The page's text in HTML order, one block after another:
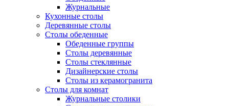
Журнальные
Кухонные столы
Деревянные столы
Столы обеденные
Обеденные группы
Столы деревянные
Столы стеклянные
Дизайнерские столы
Столы из керамогранита
Столы для комнат
Журнальные столики